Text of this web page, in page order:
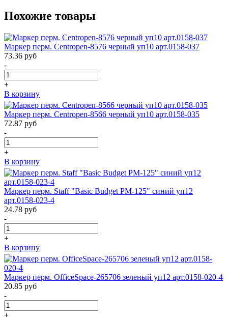
Похожие товары
Маркер перм. Centropen-8576 черный уп10 арт.0158-037
73.36 руб
-
+
В корзину
Маркер перм. Centropen-8566 черный уп10 арт.0158-035
72.87 руб
-
+
В корзину
Маркер перм. Staff "Basic Budget PM-125" синий уп12
арт.0158-023-4
24.78 руб
-
+
В корзину
Маркер перм. OfficeSpace-265706 зеленый уп12 арт.0158-020-4
20.85 руб
-
+